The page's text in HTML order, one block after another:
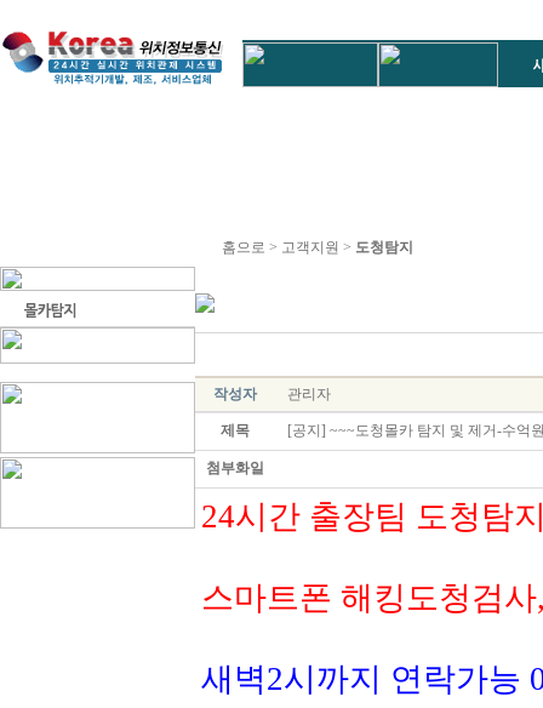
홈으로 > 고객지원 > 도청탐지
작성자 관리자
제목 [공지] ~~~도청몰카 탐지 및 제거-수억
첨부화일
24시간 출장팀 도청탐
스마트폰 해킹도청검사
새벽2시까지 연락가능